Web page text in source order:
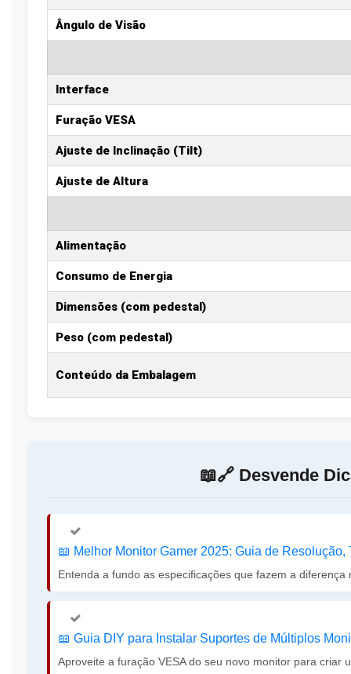
Ângulo de Visão
Interface
Furação VESA
Ajuste de Inclinação (Tilt)
Ajuste de Altura
Alimentação
Consumo de Energia
Dimensões (com pedestal)
Peso (com pedestal)
Conteúdo da Embalagem
📖🔗 Desvende
📖️ Melhor Monitor Gamer 2025: Guia de
Entenda a fundo as especificações que fazem a diferença
📖️ Guia DIY para Instalar Suportes de Múltiplos
Aproveite a furação VESA do seu novo monitor para criar